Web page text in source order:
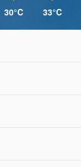
30°C 33°C